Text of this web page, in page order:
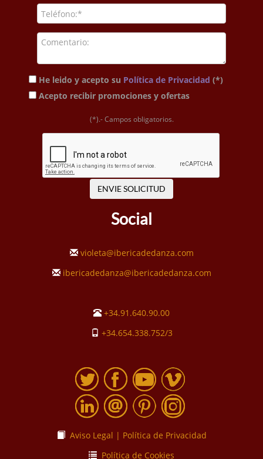
He leido y acepto su Política de Privacidad (*)
Acepto recibir promociones y ofertas
(*).- Campos obligatorios.
ENVIE SOLICITUD
Social
violeta@ibericadedanza.com
ibericadedanza@ibericadedanza.com
+34.91.640.90.00
+34.654.338.752/3
Aviso Legal | Política de Privacidad
Política de Cookies